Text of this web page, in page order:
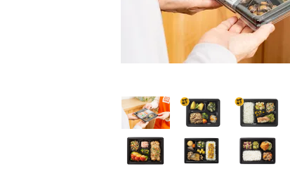
まごころ御膳
568円(1食分/税込)
普通食
まごころ小箱
496円(1食分/税込)